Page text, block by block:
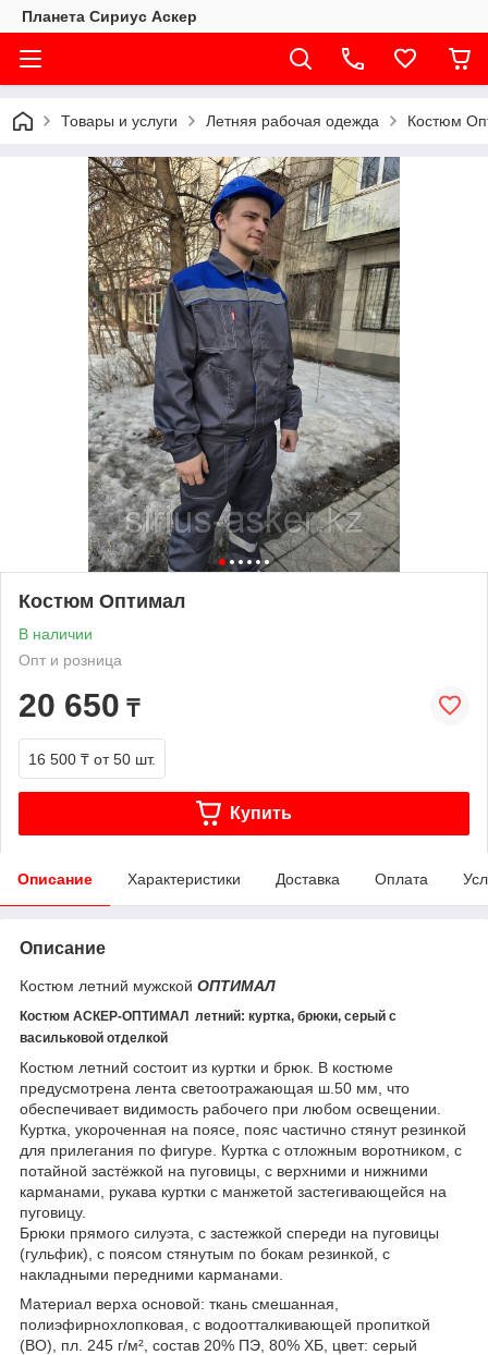
Планета Сириус Аскер
Товары и услуги Летняя рабочая одежда Костюм
Костюм Оптимал
В наличии
Опт и розница
20 650 ₸
16 500 ₸ от 50 шт.
Купить
Описание Характеристики Доставка Оплата
Описание
Костюм летний мужской ОПТИМАЛ
Костюм АСКЕР-ОПТИМАЛ летний: куртка, брюки, серый с
васильковой отделкой
Костюм летний состоит из куртки и брюк. В костюме
предусмотрена лента светоотражающая ш.50 мм, что
обеспечивает видимость рабочего при любом освещении.
Куртка, укороченная на поясе, пояс частично стянут резинкой
для прилегания по фигуре. Куртка с отложным воротником, с
потайной застёжкой на пуговицы, с верхними и нижними
карманами, рукава куртки с манжетой застегивающейся на
пуговицу.
Брюки прямого силуэта, с застежкой спереди на пуговицы
(гульфик), с поясом стянутым по бокам резинкой, с
накладными передними карманами.
Материал верха основой: ткань смешанная,
полиэфирнохлопковая, с водоотталкивающей пропиткой
(ВО), пл. 245 г/м², состав 20% ПЭ, 80% ХБ, цвет: серый